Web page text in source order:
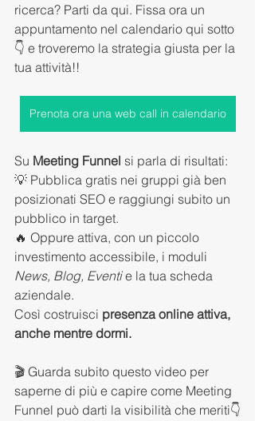
ricerca? Parti da qui. Fissa ora un
appuntamento nel calendario qui sotto
👇 e troveremo la strategia giusta per la
tua attività!!
Prenota ora una web call in calendario
Su Meeting Funnel si parla di risultati:
💡 Pubblica gratis nei gruppi già ben
posizionati SEO e raggiungi subito un
pubblico in target.
🔥 Oppure attiva, con un piccolo
investimento accessibile, i moduli
News, Blog, Eventi e la tua scheda
aziendale.
Così costruisci presenza online attiva,
anche mentre dormi.
🎬 Guarda subito questo video per
saperne di più e capire come Meeting
Funnel può darti la visibilità che meriti👇